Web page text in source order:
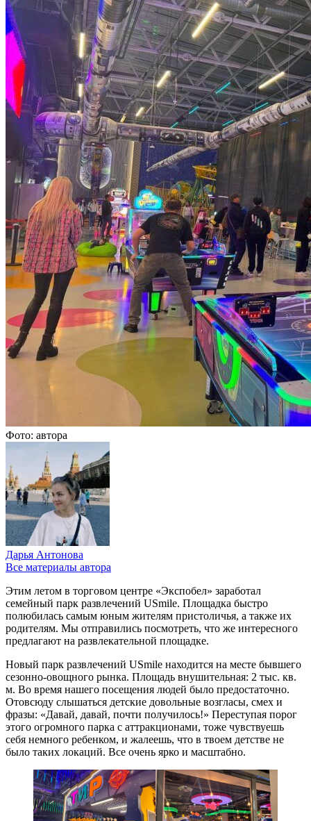
Фото: автора
Дарья Антонова
Все материалы автора
Этим летом в торговом центре «Экспобел» заработал
семейный парк развлечений USmile. Площадка быстро
полюбилась самым юным жителям пристоличья, а также их
родителям. Мы отправились посмотреть, что же интересного
предлагают на развлекательной площадке.
Новый парк развлечений USmile находится на месте бывшего
сезонно-овощного рынка. Площадь внушительная: 2 тыс. кв.
м. Во время нашего посещения людей было предостаточно.
Отовсюду слышаться детские довольные возгласы, смех и
фразы: «Давай, давай, почти получилось!» Переступая порог
этого огромного парка с аттракционами, тоже чувствуешь
себя немного ребенком, и жалеешь, что в твоем детстве не
было таких локаций. Все очень ярко и масштабно.